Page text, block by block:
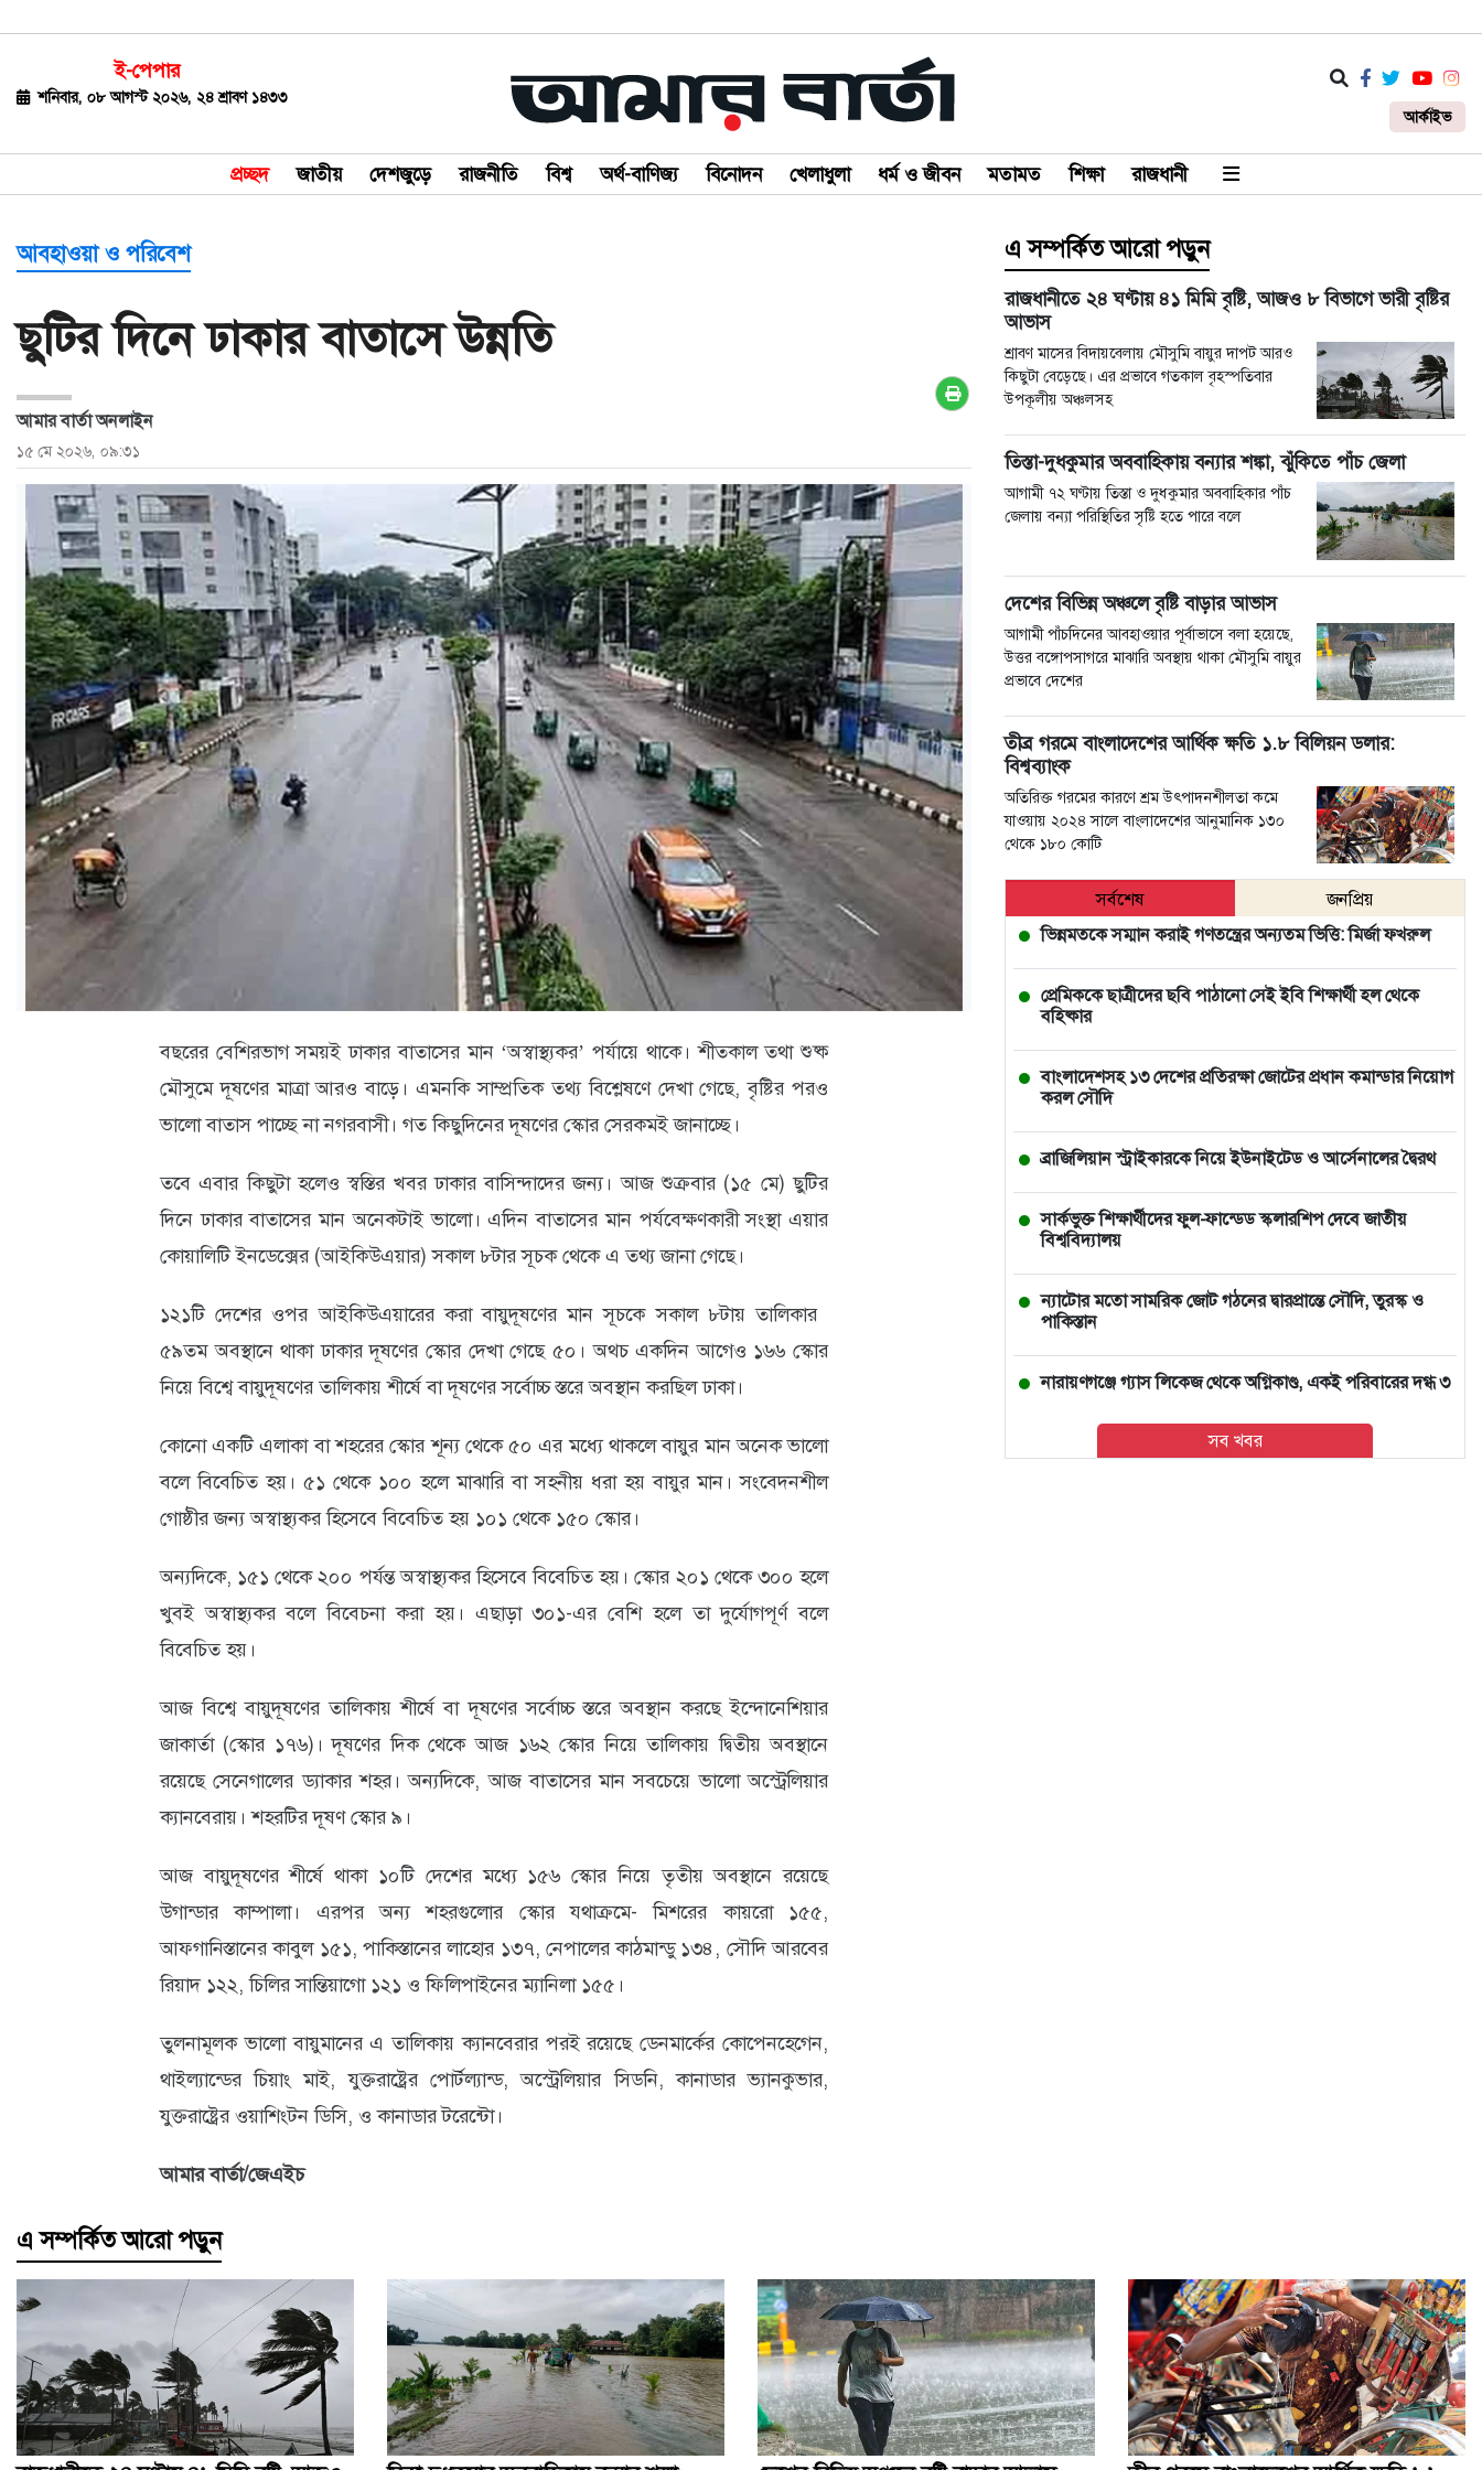
ই-পেপার
শনিবার, ০৮ আগস্ট ২০২৬, ২৪ শ্রাবণ ১৪৩৩
আর্কাইভ
প্রচ্ছদ জাতীয় দেশজুড়ে রাজনীতি বিশ্ব অর্থ-বাণিজ্য বিনোদন খেলাধুলা ধর্ম ও জীবন মতামত শিক্ষা রাজধানী
জাতীয়
রাজনীতি
বিশ্ব
বাণিজ্য
খেলাধুলা
ধর্ম
জীবন
মতামত
শিক্ষা
রাজধানী
আইন-
আদালত
ক্যাম্পাস
আজকের
ক্যারিয়ার
আবহাওয়া ও পরিবেশ
ছুটির দিনে ঢাকার বাতাসে উন্নতি
আমার বার্তা অনলাইন
১৫ মে ২০২৬, ০৯:৩১
বছরের বেশিরভাগ সময়ই ঢাকার বাতাসের মান ‘অস্বাস্থ্যকর’ পর্যায়ে থাকে। শীতকাল তথা শুষ্ক
মৌসুমে দূষণের মাত্রা আরও বাড়ে। এমনকি সাম্প্রতিক তথ্য বিশ্লেষণে দেখা গেছে, বৃষ্টির পরও
ভালো বাতাস পাচ্ছে না নগরবাসী। গত কিছুদিনের দূষণের স্কোর সেরকমই জানাচ্ছে।
তবে এবার কিছুটা হলেও স্বস্তির খবর ঢাকার বাসিন্দাদের জন্য। আজ শুক্রবার (১৫ মে) ছুটির
দিনে ঢাকার বাতাসের মান অনেকটাই ভালো। এদিন বাতাসের মান পর্যবেক্ষণকারী সংস্থা এয়ার
কোয়ালিটি ইনডেক্সের (আইকিউএয়ার) সকাল ৮টার সূচক থেকে এ তথ্য জানা গেছে।
১২১টি দেশের ওপর আইকিউএয়ারের করা বায়ুদূষণের মান সূচকে সকাল ৮টায় তালিকার
৫৯তম অবস্থানে থাকা ঢাকার দূষণের স্কোর দেখা গেছে ৫০। অথচ একদিন আগেও ১৬৬ স্কোর
নিয়ে বিশ্বে বায়ুদূষণের তালিকায় শীর্ষে বা দূষণের সর্বোচ্চ স্তরে অবস্থান করছিল ঢাকা।
কোনো একটি এলাকা বা শহরের স্কোর শূন্য থেকে ৫০ এর মধ্যে থাকলে বায়ুর মান অনেক ভালো
বলে বিবেচিত হয়। ৫১ থেকে ১০০ হলে মাঝারি বা সহনীয় ধরা হয় বায়ুর মান। সংবেদনশীল
গোষ্ঠীর জন্য অস্বাস্থ্যকর হিসেবে বিবেচিত হয় ১০১ থেকে ১৫০ স্কোর।
অন্যদিকে, ১৫১ থেকে ২০০ পর্যন্ত অস্বাস্থ্যকর হিসেবে বিবেচিত হয়। স্কোর ২০১ থেকে ৩০০ হলে
খুবই অস্বাস্থ্যকর বলে বিবেচনা করা হয়। এছাড়া ৩০১-এর বেশি হলে তা দুর্যোগপূর্ণ বলে
বিবেচিত হয়।
আজ বিশ্বে বায়ুদূষণের তালিকায় শীর্ষে বা দূষণের সর্বোচ্চ স্তরে অবস্থান করছে ইন্দোনেশিয়ার
জাকার্তা (স্কোর ১৭৬)। দূষণের দিক থেকে আজ ১৬২ স্কোর নিয়ে তালিকায় দ্বিতীয় অবস্থানে
রয়েছে সেনেগালের ড্যাকার শহর। অন্যদিকে, আজ বাতাসের মান সবচেয়ে ভালো অস্ট্রেলিয়ার
ক্যানবেরায়। শহরটির দূষণ স্কোর ৯।
আজ বায়ুদূষণের শীর্ষে থাকা ১০টি দেশের মধ্যে ১৫৬ স্কোর নিয়ে তৃতীয় অবস্থানে রয়েছে
উগান্ডার কাম্পালা। এরপর অন্য শহরগুলোর স্কোর যথাক্রমে- মিশরের কায়রো ১৫৫,
আফগানিস্তানের কাবুল ১৫১, পাকিস্তানের লাহোর ১৩৭, নেপালের কাঠমান্ডু ১৩৪, সৌদি আরবের
রিয়াদ ১২২, চিলির সান্তিয়াগো ১২১ ও ফিলিপাইনের ম্যানিলা ১৫৫।
তুলনামূলক ভালো বায়ুমানের এ তালিকায় ক্যানবেরার পরই রয়েছে ডেনমার্কের কোপেনহেগেন,
থাইল্যান্ডের চিয়াং মাই, যুক্তরাষ্ট্রের পোর্টল্যান্ড, অস্ট্রেলিয়ার সিডনি, কানাডার ভ্যানকুভার,
যুক্তরাষ্ট্রের ওয়াশিংটন ডিসি, ও কানাডার টরেন্টো।
আমার বার্তা/জেএইচ
এ সম্পর্কিত আরো পড়ুন
রাজধানীতে ২৪ ঘণ্টায় ৪১ মিমি বৃষ্টি, আজও ৮ বিভাগে ভারী বৃষ্টির
আভাস
শ্রাবণ মাসের বিদায়বেলায় মৌসুমি বায়ুর দাপট আরও
কিছুটা বেড়েছে। এর প্রভাবে গতকাল বৃহস্পতিবার
উপকূলীয় অঞ্চলসহ
তিস্তা-দুধকুমার অববাহিকায় বন্যার শঙ্কা, ঝুঁকিতে পাঁচ জেলা
আগামী ৭২ ঘণ্টায় তিস্তা ও দুধকুমার অববাহিকার পাঁচ
জেলায় বন্যা পরিস্থিতির সৃষ্টি হতে পারে বলে
দেশের বিভিন্ন অঞ্চলে বৃষ্টি বাড়ার আভাস
আগামী পাঁচদিনের আবহাওয়ার পূর্বাভাসে বলা হয়েছে,
উত্তর বঙ্গোপসাগরে মাঝারি অবস্থায় থাকা মৌসুমি বায়ুর
প্রভাবে দেশের
তীব্র গরমে বাংলাদেশের আর্থিক ক্ষতি ১.৮ বিলিয়ন ডলার:
বিশ্বব্যাংক
অতিরিক্ত গরমের কারণে শ্রম উৎপাদনশীলতা কমে
যাওয়ায় ২০২৪ সালে বাংলাদেশের আনুমানিক ১৩০
থেকে ১৮০ কোটি
সর্বশেষ
জনপ্রিয়
ভিন্নমতকে সম্মান করাই গণতন্ত্রের অন্যতম ভিত্তি: মির্জা ফখরুল
প্রেমিককে ছাত্রীদের ছবি পাঠানো সেই ইবি শিক্ষার্থী হল থেকে
বহিষ্কার
বাংলাদেশসহ ১৩ দেশের প্রতিরক্ষা জোটের প্রধান কমান্ডার নিয়োগ
করল সৌদি
ব্রাজিলিয়ান স্ট্রাইকারকে নিয়ে ইউনাইটেড ও আর্সেনালের দ্বৈরথ
সার্কভুক্ত শিক্ষার্থীদের ফুল-ফান্ডেড স্কলারশিপ দেবে জাতীয়
বিশ্ববিদ্যালয়
ন্যাটোর মতো সামরিক জোট গঠনের দ্বারপ্রান্তে সৌদি, তুরস্ক ও
পাকিস্তান
নারায়ণগঞ্জে গ্যাস লিকেজ থেকে অগ্নিকাণ্ড, একই পরিবারের দগ্ধ ৩
আমিও বিশ্বাস করতে চাই তিনি ডিসেম্বরেই আসবেন: আইনমন্ত্রী
সব খবর
এ সম্পর্কিত আরো পড়ুন